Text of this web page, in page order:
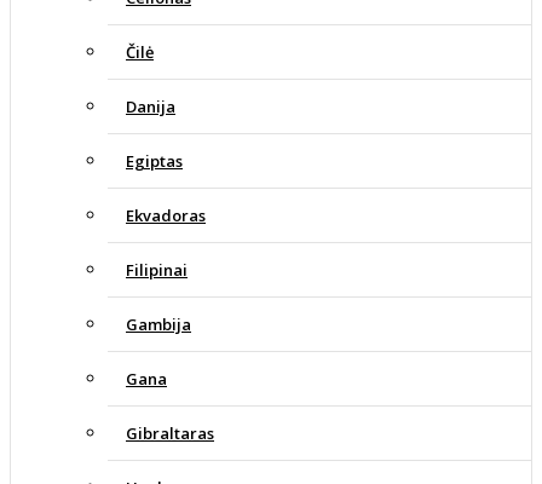
Čilė
Danija
Egiptas
Ekvadoras
Filipinai
Gambija
Gana
Gibraltaras